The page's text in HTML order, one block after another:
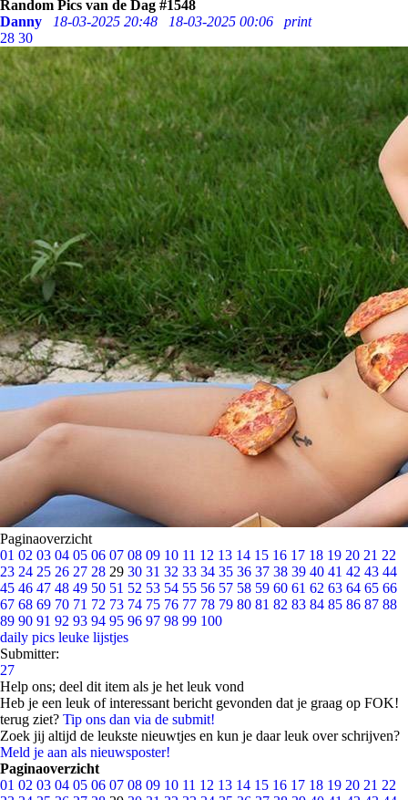
Random Pics van de Dag #1548
Danny
18-03-2025 20:48 18-03-2025 00:06
print
28 30
Paginaoverzicht
01 02 03 04 05 06 07 08 09 10 11 12 13 14 15 16 17 18 19 20 21 22
23 24 25 26 27 28 29 30 31 32 33 34 35 36 37 38 39 40 41 42 43 44
45 46 47 48 49 50 51 52 53 54 55 56 57 58 59 60 61 62 63 64 65 66
67 68 69 70 71 72 73 74 75 76 77 78 79 80 81 82 83 84 85 86 87 88
89 90 91 92 93 94 95 96 97 98 99 100
daily pics leuke lijstjes
Submitter:
27
Help ons; deel dit item als je het leuk vond
Heb je een leuk of interessant bericht gevonden dat je graag op FOK!
terug ziet? Tip ons dan via de submit!
Zoek jij altijd de leukste nieuwtjes en kun je daar leuk over schrijven?
Meld je aan als nieuwsposter!
Paginaoverzicht
01 02 03 04 05 06 07 08 09 10 11 12 13 14 15 16 17 18 19 20 21 22